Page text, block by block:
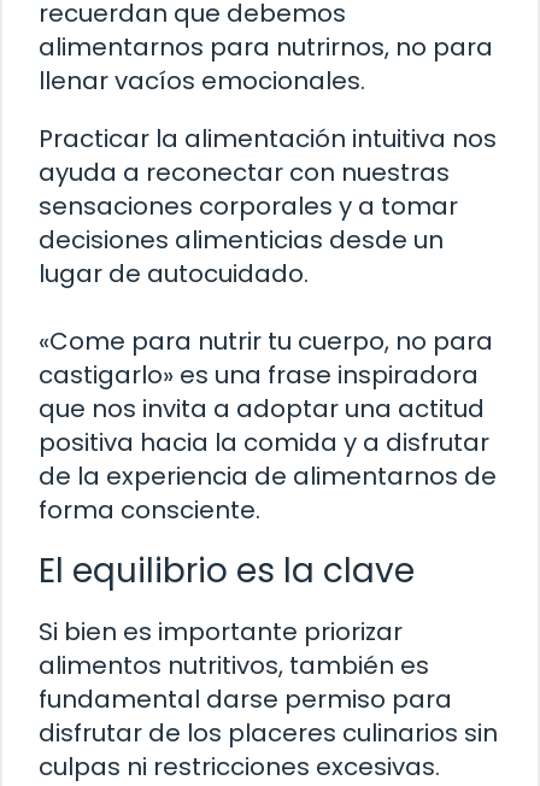
recuerdan que debemos
alimentarnos para nutrirnos, no para
llenar vacíos emocionales.
Practicar la alimentación intuitiva nos
ayuda a reconectar con nuestras
sensaciones corporales y a tomar
decisiones alimenticias desde un
lugar de autocuidado.
«Come para nutrir tu cuerpo, no para
castigarlo» es una frase inspiradora
que nos invita a adoptar una actitud
positiva hacia la comida y a disfrutar
de la experiencia de alimentarnos de
forma consciente.
El equilibrio es la clave
Si bien es importante priorizar
alimentos nutritivos, también es
fundamental darse permiso para
disfrutar de los placeres culinarios sin
culpas ni restricciones excesivas.